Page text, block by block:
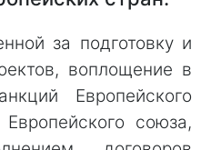
за подготовку и
воплощение в
Европейского
союза,